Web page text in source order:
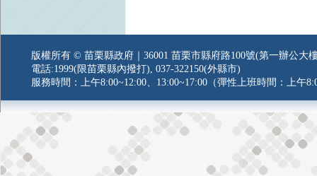
版權所有 © 苗栗縣政府｜36001 苗栗市縣府路100號(第一辦公大
電話:1999(限苗栗縣內撥打), 037-322150(外縣市)
服務時間：上午8:00~12:00、13:00~17:00（彈性上班時間：上午